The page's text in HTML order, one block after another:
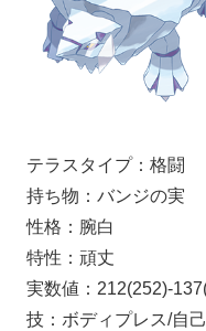
テラスタイプ：格闘
持ち物：バンジの実
性格：腕白
特性：頑丈
実数値：212(252)-
技：ボディプレス/自